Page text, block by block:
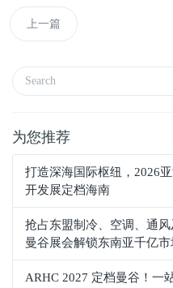
上一篇
为您推荐
打造深海国际枢纽，2026
开发展定档海南
抢占东盟制冷、空调、通
曼谷展会解锁东南亚千亿市
ARHC 2027 定档曼谷！一